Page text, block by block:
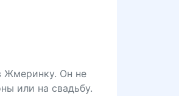
Жмеринку. Он не
или на свадьбу.